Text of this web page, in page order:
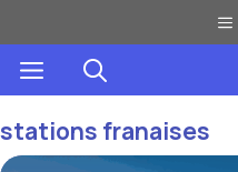
au
contenuMenu
stations franaises